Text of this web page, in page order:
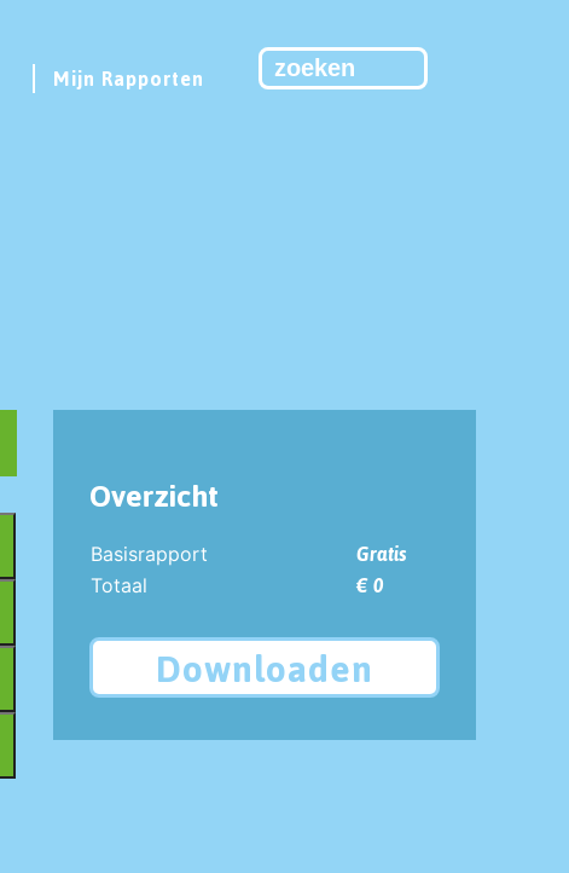
Mijn Rapporten
Overzicht
Basisrapport
Gratis
Totaal
€ 0
Downloaden